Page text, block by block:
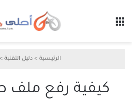
الرئيسية > دليل التقنية >
كيفية رفع ملف